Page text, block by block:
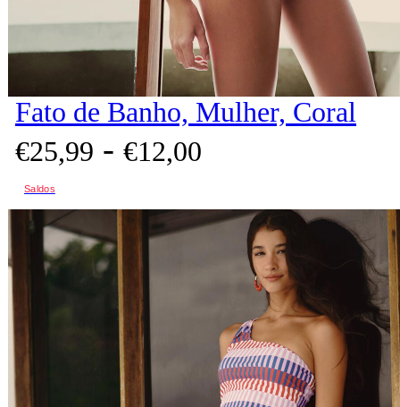
Fato de Banho, Mulher, Coral
€25,99 - €12,00
Saldos